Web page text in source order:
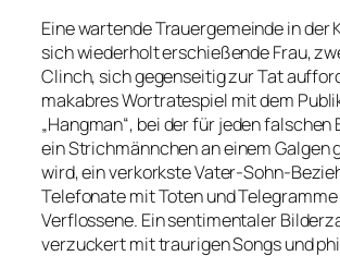
Eine wartende Trauergemeinde in der
sich wiederholt erschießende Frau,
Clinch, sich gegenseitig zur Tat
makabres Wortratespiel mit dem
„Hangman“, bei der für jeden falschen
ein Strichmännchen an einem Galgen
wird, ein verkorkste Vater-Sohn-
Telefonate mit Toten und Telegramme
Verflossene. Ein sentimentaler
verzuckert mit traurigen Songs und